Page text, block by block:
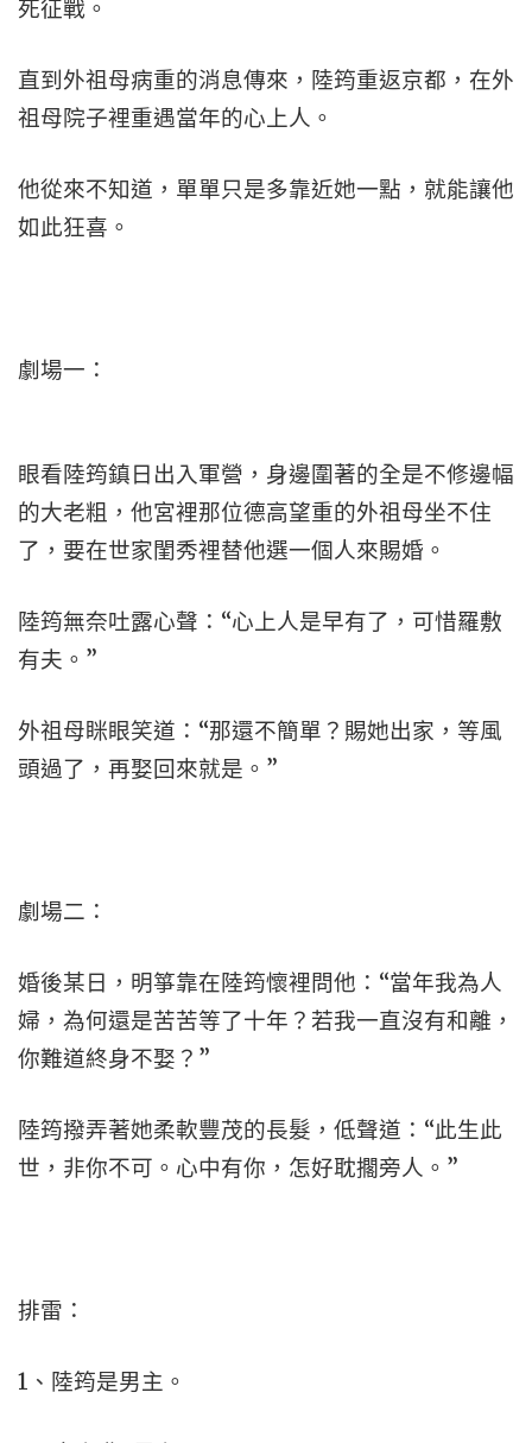
死征戰。
直到外祖母病重的消息傳來，陸筠重返京都，在外
祖母院子裡重遇當年的心上人。
他從來不知道，單單只是多靠近她一點，就能讓他
如此狂喜。
劇場一：
眼看陸筠鎮日出入軍營，身邊圍著的全是不修邊幅
的大老粗，他宮裡那位德高望重的外祖母坐不住
了，要在世家閨秀裡替他選一個人來賜婚。
陸筠無奈吐露心聲：“心上人是早有了，可惜羅敷
有夫。”
外祖母眯眼笑道：“那還不簡單？賜她出家，等風
頭過了，再娶回來就是。”
劇場二：
婚後某日，明箏靠在陸筠懷裡問他：“當年我為人
婦，為何還是苦苦等了十年？若我一直沒有和離，
你難道終身不娶？”
陸筠撥弄著她柔軟豐茂的長髮，低聲道：“此生此
世，非你不可。心中有你，怎好耽擱旁人。”
排雷：
1、陸筠是男主。